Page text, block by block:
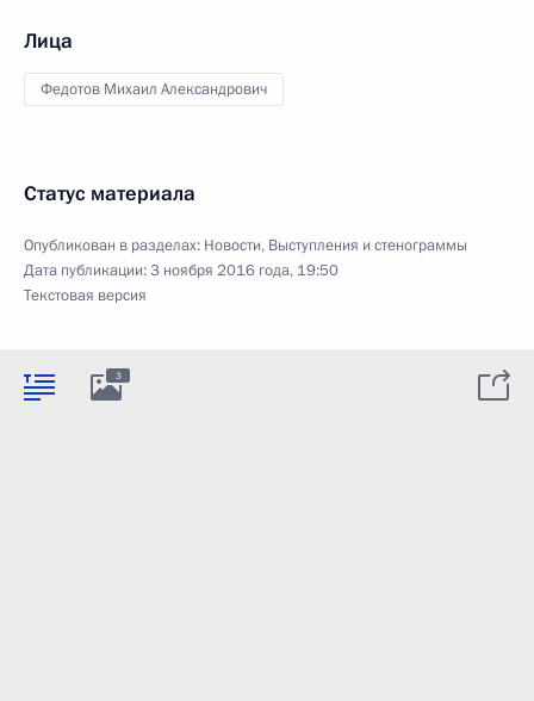
Лица
Федотов Михаил Александрович
Статус материала
Опубликован в разделах: Новости, Выступления и стенограммы
Дата публикации:3 ноября 2016 года, 19:50
Текстовая версия
3